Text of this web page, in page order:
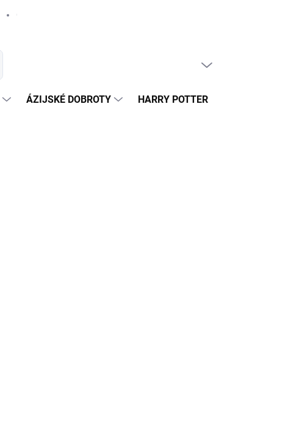
ÁZIJSKÉ DOBROTY HARRY POTTER